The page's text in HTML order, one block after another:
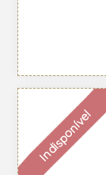
Indisponível